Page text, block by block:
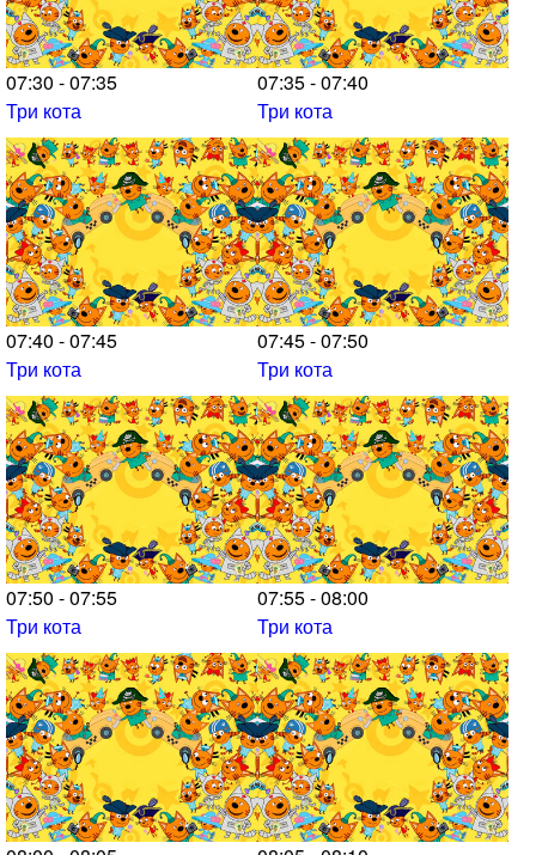
07:30 - 07:35
Три кота
07:35 - 07:40
Три кота
07:40 - 07:45
Три кота
07:45 - 07:50
Три кота
07:50 - 07:55
Три кота
07:55 - 08:00
Три кота